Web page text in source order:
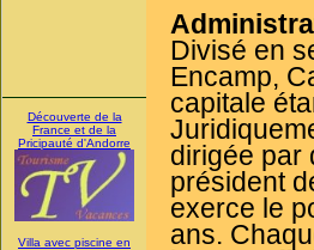
Découverte de la
France et de la
Pricipauté d'Andorre
Villa avec piscine en
Divisé en
Encamp,
capitale
dirigée par
président
exerce le
ans.